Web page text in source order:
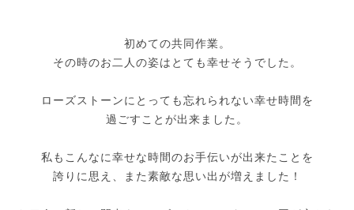
初めての共同作業。
その時のお二人の姿はとても幸せそうでした。
ローズストーンにとっても忘れられない幸せ時間を
過ごすことが出来ました。
私もこんなに幸せな時間のお手伝いが出来たことを
誇りに思え、また素敵な思い出が増えました！